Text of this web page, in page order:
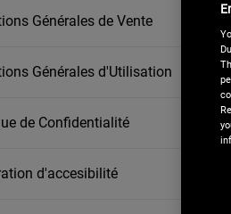
Générales de Vente
Générales d'Utilisation
de Confidentialité
d'accesibilité